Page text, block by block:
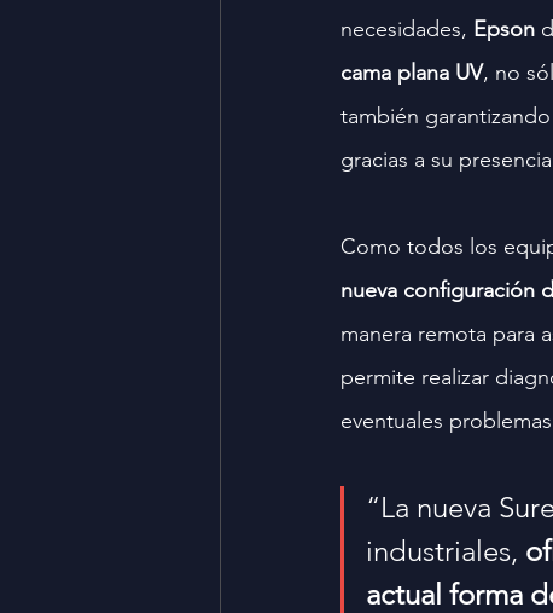
necesidades, Epson
cama plana UV, no
también
gracias a su
Como todos los
nueva configuración
manera remota para
permite realizar
eventuales
“La nueva
industriales,
actual forma